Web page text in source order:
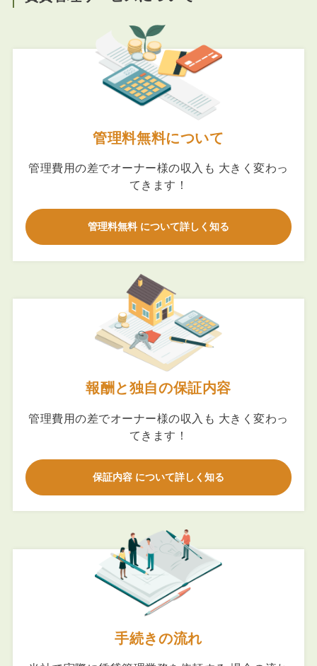
管理料無料について
管理費用の差でオーナー様の収入も 大きく変わっ
てきます！
管理料無料 について詳しく知る
報酬と独自の保証内容
管理費用の差でオーナー様の収入も 大きく変わっ
てきます！
保証内容 について詳しく知る
手続きの流れ